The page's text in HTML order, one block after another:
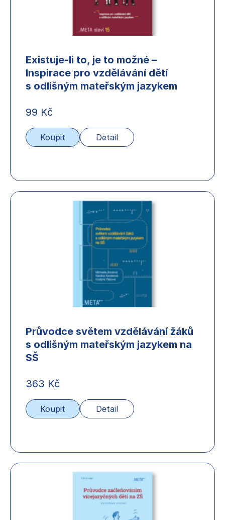
Existuje-li to, je to možné –
Inspirace pro vzdělávání dětí
s odlišným mateřským jazykem
99 Kč
Koupit Detail
Průvodce světem vzdělávání žáků
s odlišným mateřským jazykem na
SŠ
363 Kč
Koupit Detail